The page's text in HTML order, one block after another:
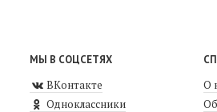
МЫ В СОЦСЕТЯХ
ВКонтакте
Одноклассники
О